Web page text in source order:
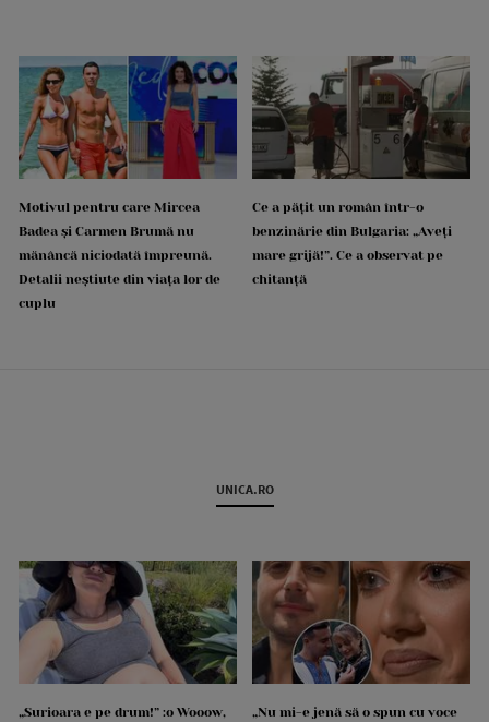
Motivul pentru care Mircea
Badea și Carmen Brumă nu
mănâncă niciodată împreună.
Detalii neștiute din viața lor de
cuplu
Ce a pățit un român într-o
benzinărie din Bulgaria: „Aveți
mare grijă!”. Ce a observat pe
chitanță
UNICA.RO
„Surioara e pe drum!” :o Wooow,
„Nu mi-e jenă să o spun cu voce